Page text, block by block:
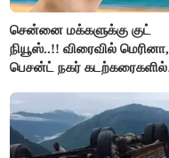
சென்னை மக்களுக்கு குட்
நியூஸ்..!! விரைவில் மெரினா,
பெசன்ட் நகர் கடற்கரைகளில்